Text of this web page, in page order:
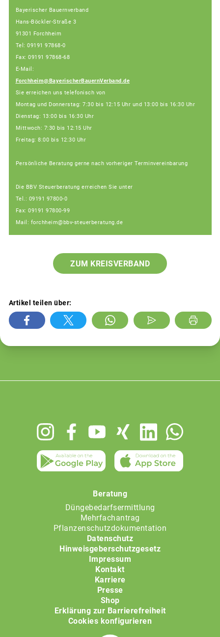
Bayerischer Bauernverband
Hans-Böckler-Straße 3
91301 Forchheim
Tel: 09191 97868-0
Fax: 09191 97868-68
E-Mail:
Forchheim@BayerischerBauernVerband.de
Sie erreichen uns telefonisch von
Montag und Donnerstag: 7:30 bis 12:15 Uhr und 13:00 bis 16:30 Uhr
Dienstag: 13:00 bis 16:30 Uhr
Mittwoch: 7:30 bis 12:15 Uhr
Freitag: 8:00 bis 12:30 Uhr
Persönliche Beratung gerne nach vorheriger Terminvereinbarung
Die BBV Steuerberatung erreichen Sie unter
Tel.: 09191 97800-0
Fax: 09191 97800-99
Mail: forchheim@bbv-steuerberatung.de
ZUM KREISVERBAND
Artikel teilen über:
Beratung
Düngebedarfsermittlung
Mehrfachantrag
Pflanzenschutzdokumentation
Datenschutz
Hinweisgeberschutzgesetz
Impressum
Kontakt
Karriere
Presse
Shop
Erklärung zur Barrierefreiheit
Cookies konfigurieren